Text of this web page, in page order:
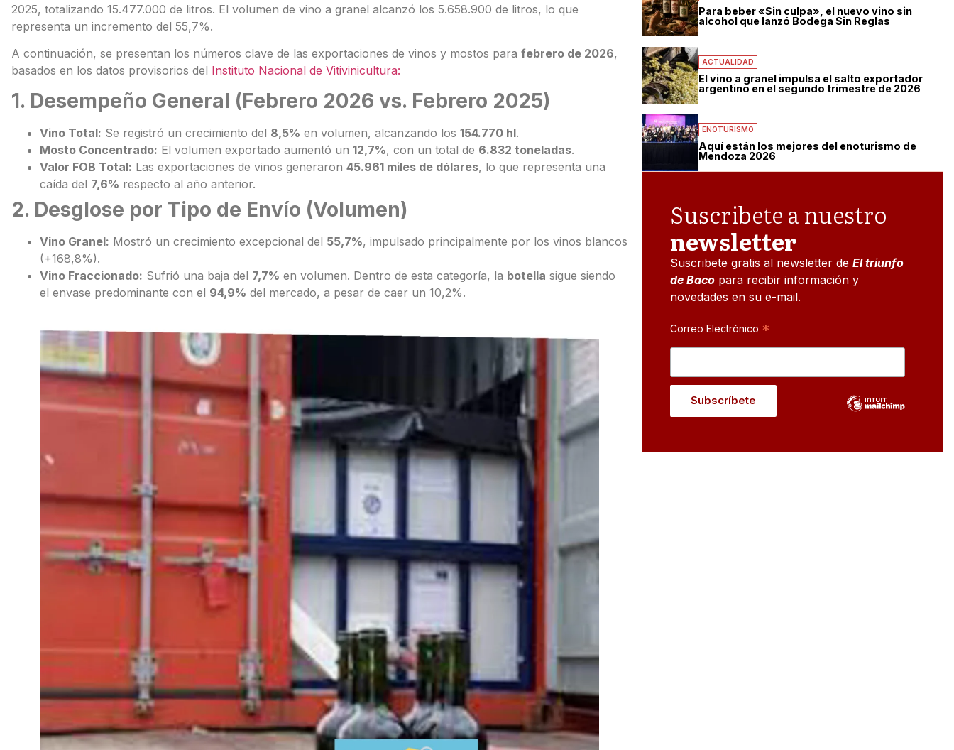
2025, totalizando 15.477.000 de litros. El volumen de vino a granel alcanzó los 5.658.900 de litros, lo que
representa un incremento del 55,7%.
A continuación, se presentan los números clave de las exportaciones de vinos y mostos para febrero de 2026,
basados en los datos provisorios del Instituto Nacional de Vitivinicultura:
1. Desempeño General (Febrero 2026 vs. Febrero 2025)
Vino Total: Se registró un crecimiento del 8,5% en volumen, alcanzando los 154.770 hl.
Mosto Concentrado: El volumen exportado aumentó un 12,7%, con un total de 6.832 toneladas.
Valor FOB Total: Las exportaciones de vinos generaron 45.961 miles de dólares, lo que representa una
caída del 7,6% respecto al año anterior.
2. Desglose por Tipo de Envío (Volumen)
Vino Granel: Mostró un crecimiento excepcional del 55,7%, impulsado principalmente por los vinos blancos
(+168,8%).
Vino Fraccionado: Sufrió una baja del 7,7% en volumen. Dentro de esta categoría, la botella sigue siendo
el envase predominante con el 94,9% del mercado, a pesar de caer un 10,2%.
Para beber «Sin culpa», el nuevo vino sin
alcohol que lanzó Bodega Sin Reglas
ACTUALIDAD
El vino a granel impulsa el salto exportador
argentino en el segundo trimestre de 2026
ENOTURISMO
Aquí están los mejores del enoturismo de
Mendoza 2026
Suscribete a nuestro
newsletter
Suscribete gratis al newsletter deEl triunfo
de Baco para recibir información y
novedades en su e-mail.
Correo Electrónico *